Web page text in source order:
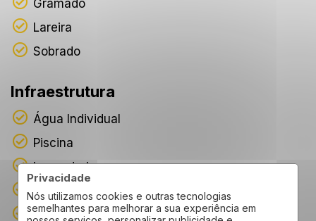
Privacidade
Nós utilizamos cookies e outras tecnologias
semelhantes para melhorar a sua experiência em
Gramado
Lareira
Sobrado
Infraestrutura
Água Individual
Piscina
Lavanderia
Churrasqueira
Playground